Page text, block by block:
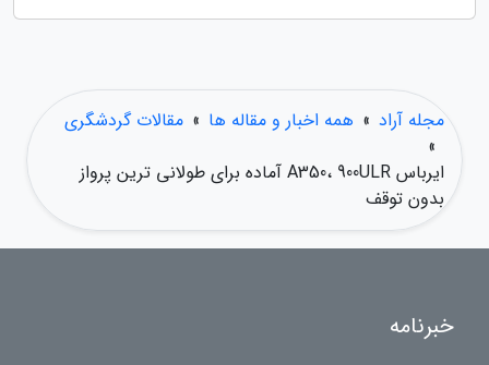
مجله آراد » همه اخبار و مقاله ها » مقالات گردشگری
»
ایرباس A350، 900ULR آماده برای طولانی ترین پرواز
بدون توقف
خبرنامه